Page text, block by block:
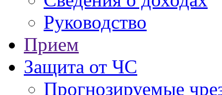
Руководство
Прием
Защита от ЧС
Прогнозируемые